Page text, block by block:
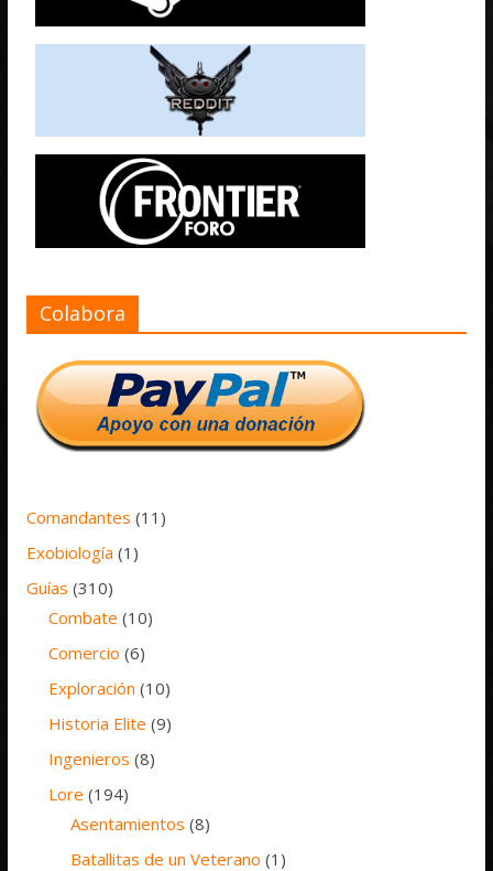
Colabora
Comandantes (11)
Exobiología (1)
Guías (310)
Combate (10)
Comercio (6)
Exploración (10)
Historia Elite (9)
Ingenieros (8)
Lore (194)
Asentamientos (8)
Batallitas de un Veterano (1)